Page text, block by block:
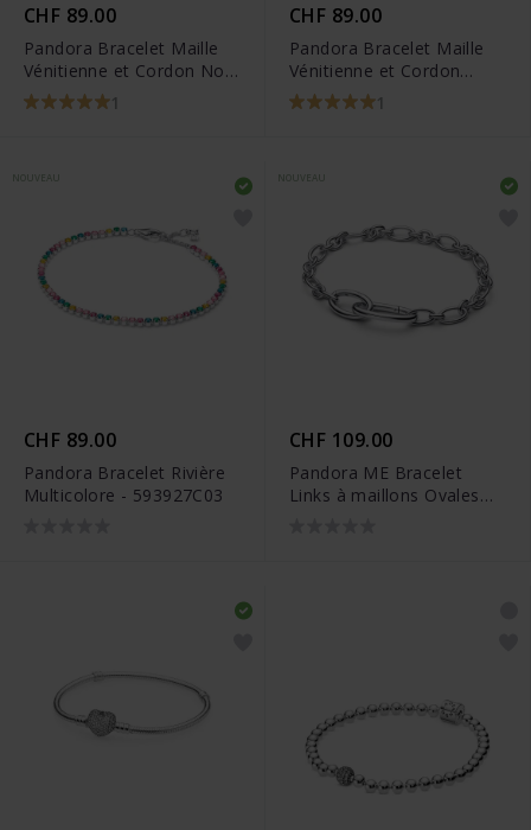
CHF 89.00
Pandora Bracelet Maille
Vénitienne et Cordon Noir
- 593816C021
CHF 89.00
Pandora Bracelet Maille
Vénitienne et Cordon
Violet - 593816C03
1
CHF 89.00
Pandora Bracelet Rivière
Multicolore - 593927C03
CHF 109.00
Pandora ME Bracelet
Links à maillons Ovales